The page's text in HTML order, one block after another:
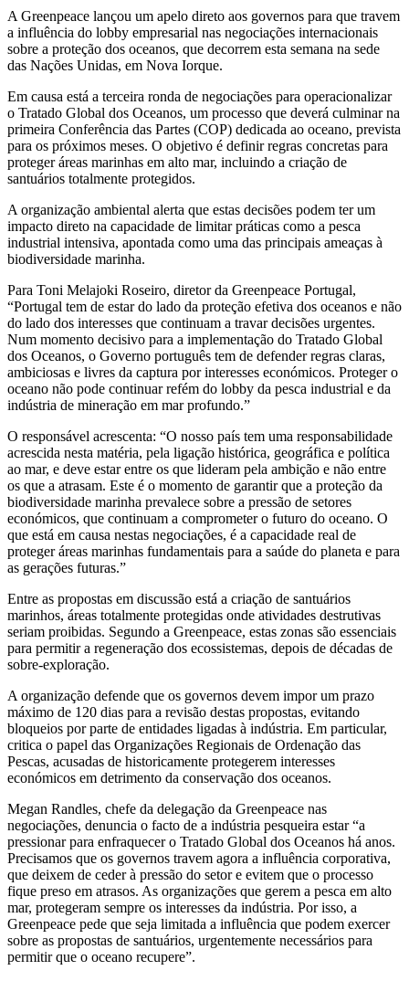
A Greenpeace lançou um apelo direto aos governos para que travem
a influência do lobby empresarial nas negociações internacionais
sobre a proteção dos oceanos, que decorrem esta semana na sede
das Nações Unidas, em Nova Iorque.
Em causa está a terceira ronda de negociações para operacionalizar
o Tratado Global dos Oceanos, um processo que deverá culminar na
primeira Conferência das Partes (COP) dedicada ao oceano, prevista
para os próximos meses. O objetivo é definir regras concretas para
proteger áreas marinhas em alto mar, incluindo a criação de
santuários totalmente protegidos.
A organização ambiental alerta que estas decisões podem ter um
impacto direto na capacidade de limitar práticas como a pesca
industrial intensiva, apontada como uma das principais ameaças à
biodiversidade marinha.
Para Toni Melajoki Roseiro, diretor da Greenpeace Portugal,
“Portugal tem de estar do lado da proteção efetiva dos oceanos e não
do lado dos interesses que continuam a travar decisões urgentes.
Num momento decisivo para a implementação do Tratado Global
dos Oceanos, o Governo português tem de defender regras claras,
ambiciosas e livres da captura por interesses económicos. Proteger o
oceano não pode continuar refém do lobby da pesca industrial e da
indústria de mineração em mar profundo.”
O responsável acrescenta: “O nosso país tem uma responsabilidade
acrescida nesta matéria, pela ligação histórica, geográfica e política
ao mar, e deve estar entre os que lideram pela ambição e não entre
os que a atrasam. Este é o momento de garantir que a proteção da
biodiversidade marinha prevalece sobre a pressão de setores
económicos, que continuam a comprometer o futuro do oceano. O
que está em causa nestas negociações, é a capacidade real de
proteger áreas marinhas fundamentais para a saúde do planeta e para
as gerações futuras.”
Entre as propostas em discussão está a criação de santuários
marinhos, áreas totalmente protegidas onde atividades destrutivas
seriam proibidas. Segundo a Greenpeace, estas zonas são essenciais
para permitir a regeneração dos ecossistemas, depois de décadas de
sobre-exploração.
A organização defende que os governos devem impor um prazo
máximo de 120 dias para a revisão destas propostas, evitando
bloqueios por parte de entidades ligadas à indústria. Em particular,
critica o papel das Organizações Regionais de Ordenação das
Pescas, acusadas de historicamente protegerem interesses
económicos em detrimento da conservação dos oceanos.
Megan Randles, chefe da delegação da Greenpeace nas
negociações, denuncia o facto de a indústria pesqueira estar “a
pressionar para enfraquecer o Tratado Global dos Oceanos há anos.
Precisamos que os governos travem agora a influência corporativa,
que deixem de ceder à pressão do setor e evitem que o processo
fique preso em atrasos. As organizações que gerem a pesca em alto
mar, protegeram sempre os interesses da indústria. Por isso, a
Greenpeace pede que seja limitada a influência que podem exercer
sobre as propostas de santuários, urgentemente necessários para
permitir que o oceano recupere”.